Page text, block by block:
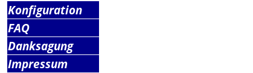
Konfiguration
FAQ
Danksagung
Impressum